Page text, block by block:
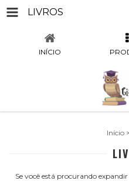
LIVROS
INÍCIO
Início >
Se você está procurando